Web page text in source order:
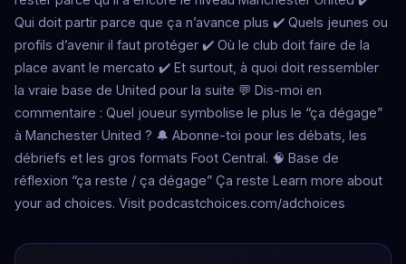
Qui doit partir parce que ça n’avance plus ✔️ Quels jeunes ou
profils d’avenir il faut protéger ✔️ Où le club doit faire de la
place avant le mercato ✔️ Et surtout, à quoi doit ressembler
la vraie base de United pour la suite 💬 Dis-moi en
commentaire : Quel joueur symbolise le plus le “ça dégage”
à Manchester United ? 🔔 Abonne-toi pour les débats, les
débriefs et les gros formats Foot Central. 🧠 Base de
réflexion “ça reste / ça dégage” Ça reste Learn more about
your ad choices. Visit podcastchoices.com/adchoices